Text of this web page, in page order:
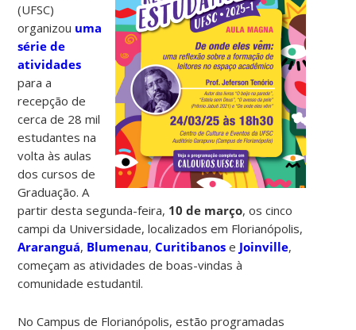
(UFSC)
organizou uma
série de
atividades
para a
recepção de
cerca de 28 mil
estudantes na
volta às aulas
dos cursos de
Graduação. A
partir desta segunda-feira, 10 de março, os cinco
campi da Universidade, localizados em Florianópolis,
Araranguá, Blumenau,Curitibanose Joinville,
começam as atividades de boas-vindas à
comunidade estudantil.
No Campus de Florianópolis, estão programadas